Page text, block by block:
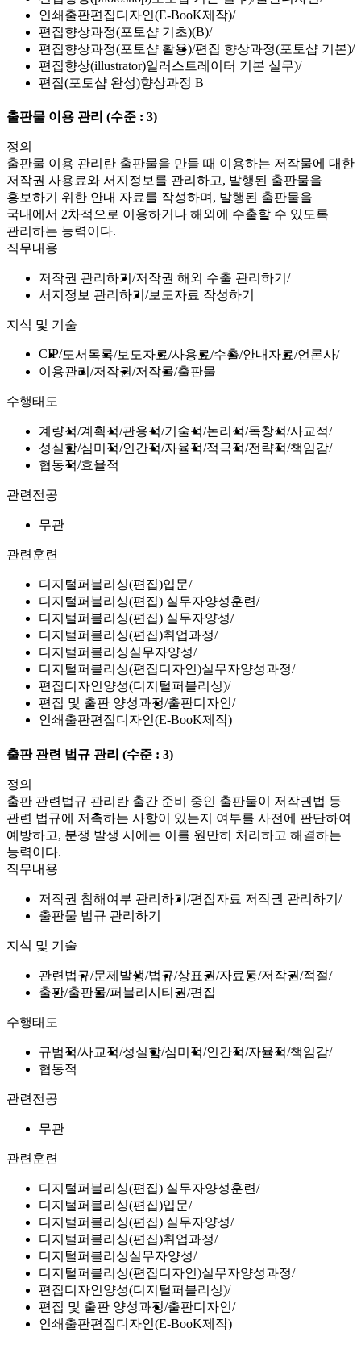
인쇄출판편집디자인(E-BooK제작)
편집향상과정(포토샵 기초)(B)
편집향상과정(포토샵 활용) 편집 향상과정(포토샵 기본)
편집향상(illustrator)일러스트레이터 기본 실무)
편집(포토샵 완성)향상과정 B
출판물 이용 관리 (수준 : 3)
정의
출판물 이용 관리란 출판물을 만들 때 이용하는 저작물에 대한
저작권 사용료와 서지정보를 관리하고, 발행된 출판물을
홍보하기 위한 안내 자료를 작성하며, 발행된 출판물을
국내에서 2차적으로 이용하거나 해외에 수출할 수 있도록
관리하는 능력이다.
직무내용
저작권 관리하기
저작권 해외 수출 관리하기
서지정보 관리하기
보도자료 작성하기
지식 및 기술
CIP 도서목록 보도자료 사용료 수출 안내자료 언론사
이용관리 저작권 저작물 출판물
수행태도
계량적 계획적 관용적 기술적 논리적 독창적 사교적
성실함 심미적 인간적 자율적 적극적 전략적 책임감
협동적 효율적
관련전공
무관
관련훈련
디지털퍼블리싱(편집)입문
디지털퍼블리싱(편집) 실무자양성훈련
디지털퍼블리싱(편집) 실무자양성
디지털퍼블리싱(편집)취업과정
디지털퍼블리싱실무자양성
디지털퍼블리싱(편집디자인)실무자양성과정
편집디자인양성(디지털퍼블리싱)
편집 및 출판 양성과정 출판디자인
인쇄출판편집디자인(E-BooK제작)
출판 관련 법규 관리 (수준 : 3)
정의
출판 관련법규 관리란 출간 준비 중인 출판물이 저작권법 등
관련 법규에 저촉하는 사항이 있는지 여부를 사전에 판단하여
예방하고, 분쟁 발생 시에는 이를 원만히 처리하고 해결하는
능력이다.
직무내용
저작권 침해여부 관리하기
편집자료 저작권 관리하기
출판물 법규 관리하기
지식 및 기술
관련법규 문제발생 법규 상표권 자료등 저작권 적절
출판 출판물 퍼블리시티권 편집
수행태도
규범적 사교적 성실함 심미적 인간적 자율적 책임감
협동적
관련전공
무관
관련훈련
디지털퍼블리싱(편집) 실무자양성훈련
디지털퍼블리싱(편집)입문
디지털퍼블리싱(편집) 실무자양성
디지털퍼블리싱(편집)취업과정
디지털퍼블리싱실무자양성
디지털퍼블리싱(편집디자인)실무자양성과정
편집디자인양성(디지털퍼블리싱)
편집 및 출판 양성과정 출판디자인
인쇄출판편집디자인(E-BooK제작)